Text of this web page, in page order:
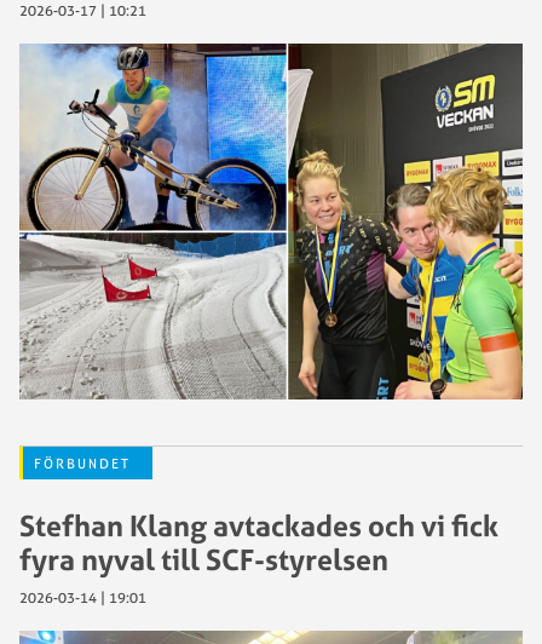
2026-03-17 | 10:21
FÖRBUNDET
Stefhan Klang avtackades och vi fick
fyra nyval till SCF-styrelsen
2026-03-14 | 19:01